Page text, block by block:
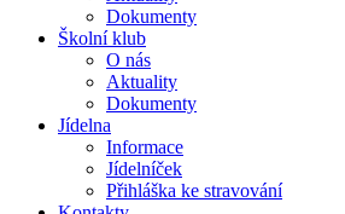
Dokumenty
Školní klub
O nás
Aktuality
Dokumenty
Jídelna
Informace
Jídelníček
Přihláška ke stravování